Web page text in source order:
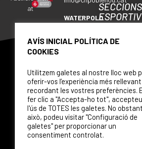
WATERPOLO
RUGBY
NATACIÓ
ARTÍSTICA
SECCIONS
at
AVÍS INICIAL POLÍTICA DE
COOKIES
Utilitzem galetes al nostre lloc web
oferir-vos l’experiència més rellevant
recordant les vostres preferències.
fer clic a "Accepta-ho tot", accepteu
l'ús de TOTES les galetes. No
això, podeu visitar "Configuració de
galetes" per proporcionar un
consentiment controlat.